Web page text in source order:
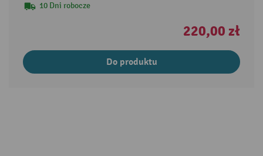
10 Dni robocze
220,00 zł
Do produktu